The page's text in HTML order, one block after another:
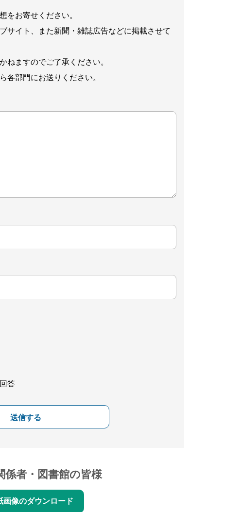
をお寄せください。
サイト、また新聞・雑誌広告などに掲載させて
ねますのでご了承ください。
各部門にお送りください。
答
送信する
係者・図書館の皆様
画像のダウンロード